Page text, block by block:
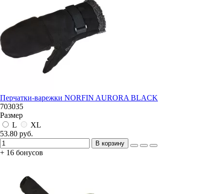
Перчатки-варежки NORFIN AURORA BLACK
703035
Размер
L
XL
53.80 руб.
В корзину
+ 16 бонусов